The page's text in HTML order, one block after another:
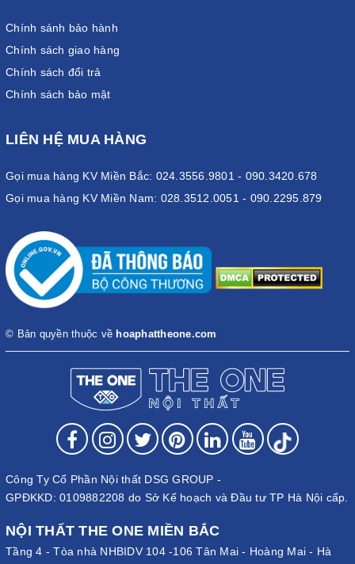
Chính sánh bảo hành
Chính sách giao hàng
Chính sách đổi trả
Chính sách bảo mật
LIÊN HỆ MUA HÀNG
Gọi mua hàng KV Miền Bắc: 024.3556.9801 - 090.3420.678
Gọi mua hàng KV Miền Nam: 028.3512.0051 - 090.2295.879
© Bản quyền thuộc về hoaphattheone.com
Công Ty Cổ Phần Nội thất DSG GROUP -
GPĐKKD: 0109882208 do Sở Kế hoạch và Đầu tư TP Hà Nội cấp.
NỘI THẤT THE ONE MIỀN BẮC
Tầng 4 - Tòa nhà NHBIDV 104 -106 Tân Mai - Hoàng Mai - Hà